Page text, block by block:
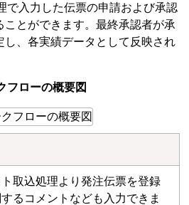
で入力した伝票の申請および承認
ことができます。最終承認者が承
し、各実績データとして反映され
フローの概要図
取込処理より発注伝票を登録
るコメントなども入力できま